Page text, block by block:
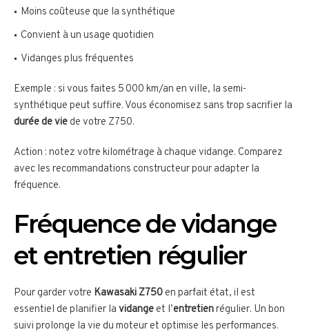
Moins coûteuse que la synthétique
Convient à un usage quotidien
Vidanges plus fréquentes
Exemple : si vous faites 5 000 km/an en ville, la semi-
synthétique peut suffire. Vous économisez sans trop sacrifier la
durée de vie de votre Z750.
Action : notez votre kilométrage à chaque vidange. Comparez
avec les recommandations constructeur pour adapter la
fréquence.
Fréquence de vidange
et entretien régulier
Pour garder votre Kawasaki Z750 en parfait état, il est
essentiel de planifier la vidange et l’entretienrégulier. Un bon
suivi prolonge la vie du moteur et optimise les performances.